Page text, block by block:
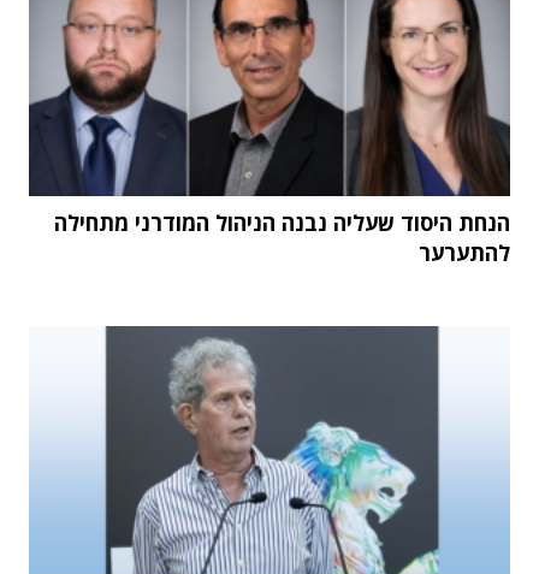
הנחת היסוד שעליה נבנה הניהול המודרני מתחילה
להתערער